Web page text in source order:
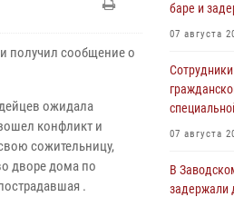
получил сообщение о
ожидала
конфликт и
сожительницу,
дворе дома по
.
баре и
07 августа
07 августа
В
задержали